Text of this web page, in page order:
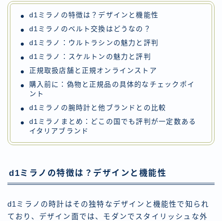
d1ミラノの特徴は？デザインと機能性
d1ミラノのベルト交換はどうなの？
d1ミラノ：ウルトラシンの魅力と評判
d1ミラノ：スケルトンの魅力と評判
正規取扱店舗と正規オンラインストア
購入前に：偽物と正規品の具体的なチェックポイ
ント
d1ミラノの腕時計と他ブランドとの比較
d1ミラノまとめ：どこの国でも評判が一定数ある
イタリアブランド
d1ミラノの特徴は？デザインと機能性
d1ミラノの時計はその独特なデザインと機能性で知られ
ており、デザイン面では、モダンでスタイリッシュな外